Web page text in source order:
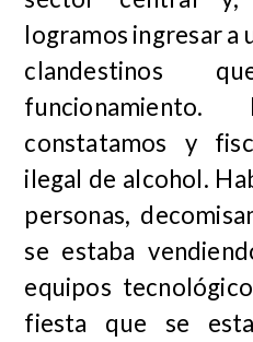
logramos ingresar a
clandestinos
constatamos y
ilegal de alcohol.
personas,
se estaba
equipos
fiesta que se